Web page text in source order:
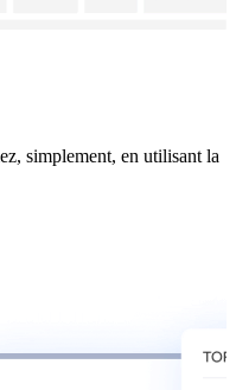
simplement, en utilisant la